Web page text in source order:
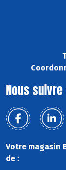
Nous
Votre magasin
de :